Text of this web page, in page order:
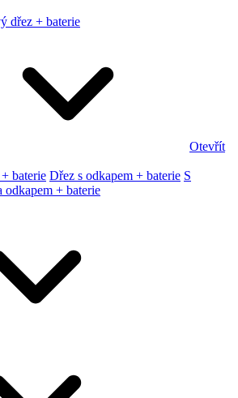
dřez + baterie
Otevřít
baterie Dřez s odkapem + baterie S
odkapem + baterie